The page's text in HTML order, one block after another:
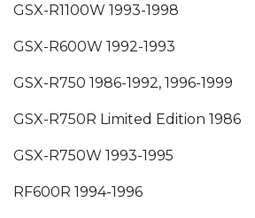
GSX-R1100W 1993-1998
GSX-R600W 1992-1993
GSX-R750 1986-1992, 1996-1999
GSX-R750R Limited Edition 1986
GSX-R750W 1993-1995
RF600R 1994-1996